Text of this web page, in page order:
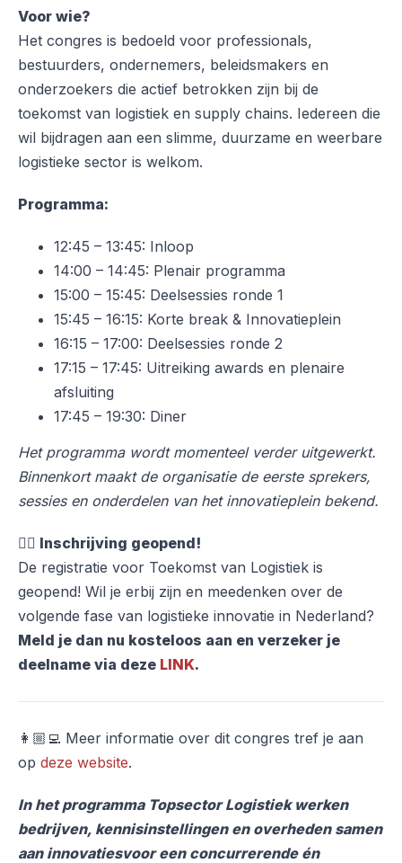
Voor wie?
Het congres is bedoeld voor professionals,
bestuurders, ondernemers, beleidsmakers en
onderzoekers die actief betrokken zijn bij de
toekomst van logistiek en supply chains. Iedereen die
wil bijdragen aan een slimme, duurzame en weerbare
logistieke sector is welkom.
Programma:
12:45 – 13:45: Inloop
14:00 – 14:45: Plenair programma
15:00 – 15:45: Deelsessies ronde 1
15:45 – 16:15: Korte break & Innovatieplein
16:15 – 17:00: Deelsessies ronde 2
17:15 – 17:45: Uitreiking awards en plenaire
afsluiting
17:45 – 19:30: Diner
Het programma wordt momenteel verder uitgewerkt.
Binnenkort maakt de organisatie de eerste sprekers,
sessies en onderdelen van het innovatieplein bekend.
👉🏻 Inschrijving geopend!
De registratie voor Toekomst van Logistiek is
geopend! Wil je erbij zijn en meedenken over de
volgende fase van logistieke innovatie in Nederland?
Meld je dan nu kosteloos aan en verzeker je
deelname via deze LINK.
👩🏼‍💻 Meer informatie over dit congres tref je aan
op deze website.
In het programma Topsector Logistiek werken
bedrijven, kennisinstellingen en overheden samen
aan innovatiesvoor een concurrerende én